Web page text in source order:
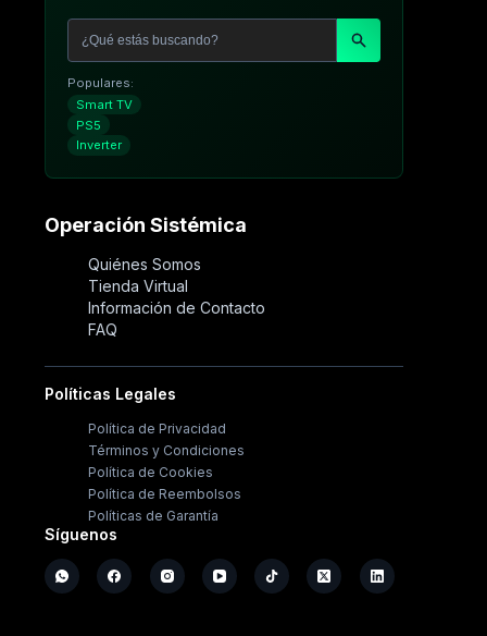
Populares:
Smart TV
PS5
Inverter
Operación Sistémica
Quiénes Somos
Tienda Virtual
Información de Contacto
FAQ
Políticas Legales
Política de Privacidad
Términos y Condiciones
Política de Cookies
Política de Reembolsos
Políticas de Garantía
Síguenos